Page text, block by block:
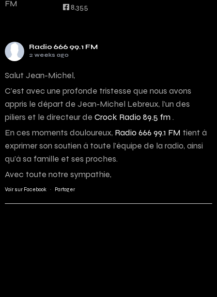
8,355
Radio 666 99.1 FM
2 weeks ago
Salut Jean-Michel,
C’est avec une profonde tristesse que nous avons
appris le départ de Jean-Michel Lebreux, l’un des
piliers et le directeur de Crock Radio 89.5 fm .
En ces moments douloureux, Radio 666 99.1 FM tient à
exprimer son soutien à toute l’équipe de la radio, ainsi
qu’à sa famille et ses proches.
Avec toute notre sympathie,
Voir sur Facebook · Partager